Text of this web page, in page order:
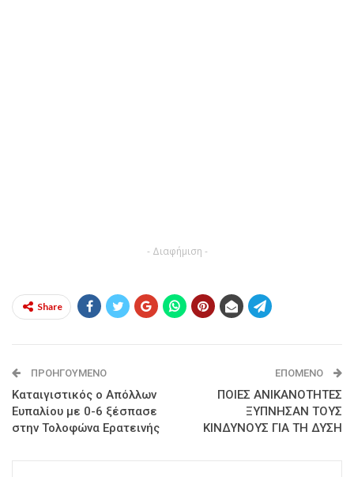
- Διαφήμιση -
Share
ΠΡΟΗΓΟΎΜΕΝΟ
Καταιγιστικός ο Απόλλων
Ευπαλίου με 0-6 ξέσπασε
στην Τολοφώνα Ερατεινής
ΕΠΌΜΕΝΟ
ΠΟΙΕΣ ΑΝΙΚΑΝΟΤΗΤΕΣ
ΞΥΠΝΗΣΑΝ ΤΟΥΣ
ΚΙΝΔΥΝΟΥΣ ΓΙΑ ΤΗ ΔΥΣΗ